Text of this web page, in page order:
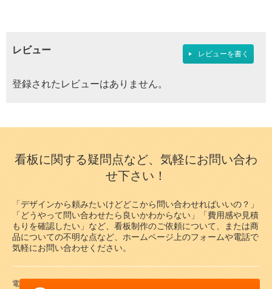
レビュー レビューを書く
登録されたレビューはありません。
看板に関する疑問点など、気軽にお問い合わ
せ下さい！
「デザインから頼みたいけどどこから問い合わせればいいの？」
「どうやって問い合わせたら良いかわからない」「費用感や見積
もりを確認したい」など、看板制作のご依頼について、または商
品についての不明な点など、ホームページ上のフォームや電話で
気軽にお問い合わせください。
電